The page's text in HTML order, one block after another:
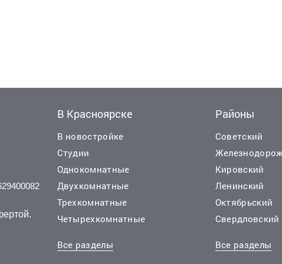
руб./мес.
74 м 11 эт.
Алексеева улица 46
45 000 руб./мес.
2 14 эт.
руб./мес.
73 м 4 эт.
В Красноярске
В новостройке
Студии
Однокомнатные
Двухкомнатные
Трехкомнатные
Четырехкомнатные
Все разделы
Районы
Советский
Кировский
Ленинский
Октябрьский
Свердловский
Все разделы